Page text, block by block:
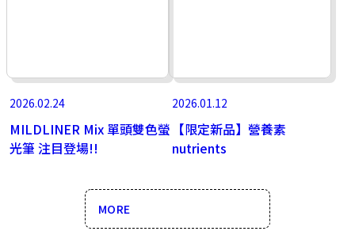
2026.02.24
MILDLINER Mix 單頭雙色螢
光筆 注目登場!!
2026.01.12
【限定新品】營養素
nutrients
MORE